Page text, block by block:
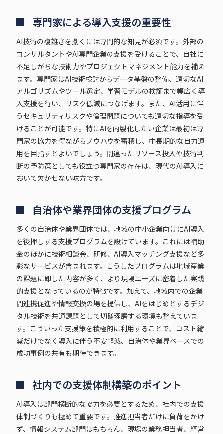
専門家による導入支援の重要性
AI技術の複雑さを捌くには専門的な知見が必須です。外部の
コンサルタントやAI専門企業の支援を受けることで、自社に
不足しがちな技術力やプロジェクトマネジメント能力を補え
ます。専門家はAI技術検討からデータ基盤の整備、適切なAI
アルゴリズムやツール選定、学習モデルの検証まで幅広く導
入支援を行い、リスク低減につなげます。また、AI活用に伴
うセキュリティリスクや倫理問題についても適切な指導を受
けることが可能です。特にAIを内製化したい企業は最初は専
門家の協力を得ながらノウハウを蓄積し、中長期的な自力運
用を目指すとよいでしょう。間違ったリソース投入や技術判
断の予防策としても役立つ専門家の存在は、現代のAI導入に
おいて欠かせない味方です。
自治体や業界団体の支援プログラム
多くの自治体や業界団体では、地域の中小企業向けにAI導入
を後押しする支援プログラムを設けています。これには補助
金のほかに技術相談会、研修、AI導入マッチング支援など多
彩なサービスが含まれます。こうしたプログラムは地域産業
の課題に即した内容が多く、より現場ニーズに密着した実践
的支援となっているのが特徴です。加えて、地域内での企業
間連携促進や情報交換の場を提供し、AIをはじめとするデジ
タル技術を共通課題として切磋琢磨する環境も整えていま
す。こういった支援策を積極的に利用することで、コスト縮
減だけでなく導入に伴う不安軽減、自治体や業界ベースでの
成功事例の共有も期待できます。
社内での支援体制構築のポイント
AI導入は部門横断的な協力を必要とするため、社内での支援
体制づくりも極めて重要です。推進担当者だけに負荷をかけ
ず、情報システム部門はもちろん、現場の業務担当者、経営